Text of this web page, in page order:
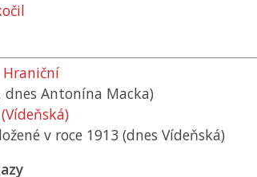
Hraniční
Antonína Macka)
v roce 1913 (dnes Vídeňská)